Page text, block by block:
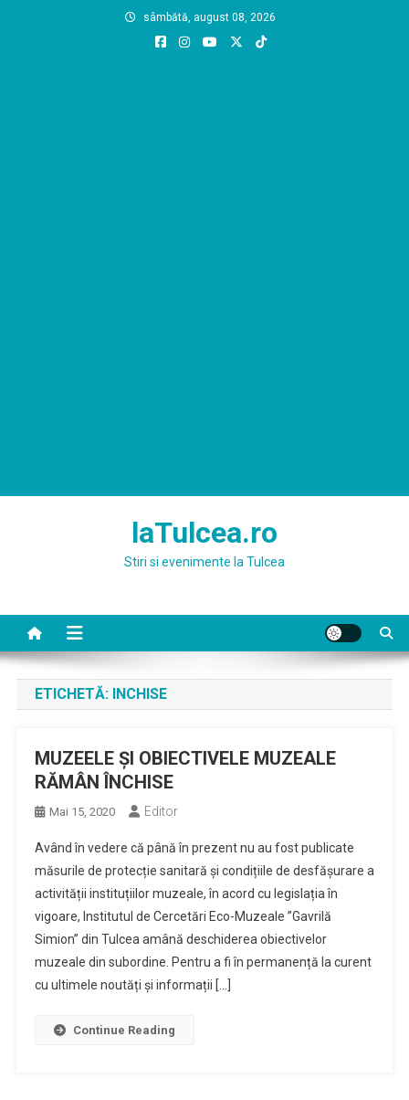
sâmbătă, august 08, 2026
laTulcea.ro
Stiri si evenimente la Tulcea
ETICHETĂ: INCHISE
MUZEELE ȘI OBIECTIVELE MUZEALE
RĂMÂN ÎNCHISE
Mai 15, 2020 Editor
Având în vedere că până în prezent nu au fost publicate
măsurile de protecție sanitară și condițiile de desfășurare a
activității instituțiilor muzeale, în acord cu legislația în
vigoare, Institutul de Cercetări Eco-Muzeale ”Gavrilă
Simion” din Tulcea amână deschiderea obiectivelor
muzeale din subordine. Pentru a fi în permanență la curent
cu ultimele noutăți și informații […]
Continue Reading